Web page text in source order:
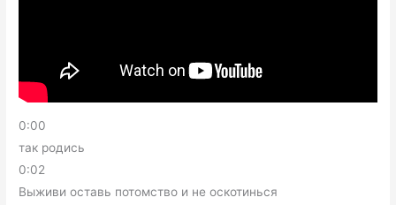
0:00
так родись
0:02
Выживи оставь потомство и не оскотинься